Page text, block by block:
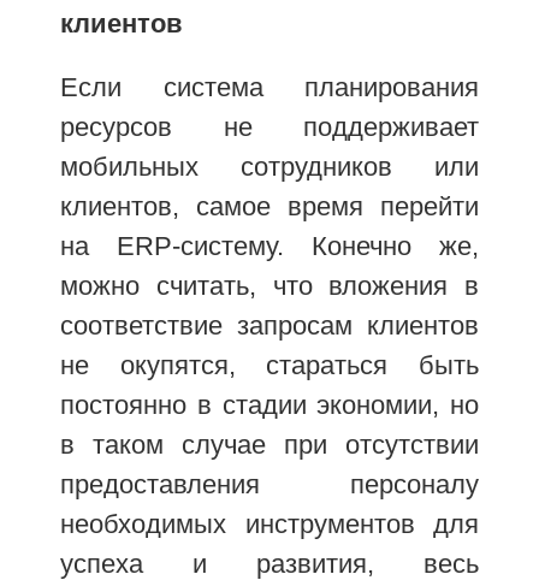
клиентов
Если система планирования
ресурсов не поддерживает
мобильных сотрудников или
клиентов, самое время перейти
на ERP-систему. Конечно же,
можно считать, что вложения в
соответствие запросам клиентов
не окупятся, стараться быть
постоянно в стадии экономии, но
в таком случае при отсутствии
предоставления персоналу
необходимых инструментов для
успеха и развития, весь